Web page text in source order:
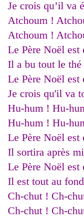
Je crois qu’il va
Atchoum !
Atchoum !
Le Père Noël est
Il a bu tout le thé
Le Père Noël est
Je crois qu'il va
Hu-hum ! Hu-
Hu-hum ! Hu-
Le Père Noël est
Il sortira après
Le Père Noël est
Il est tout au
Ch-chut ! Ch-
Ch-chut ! Ch-